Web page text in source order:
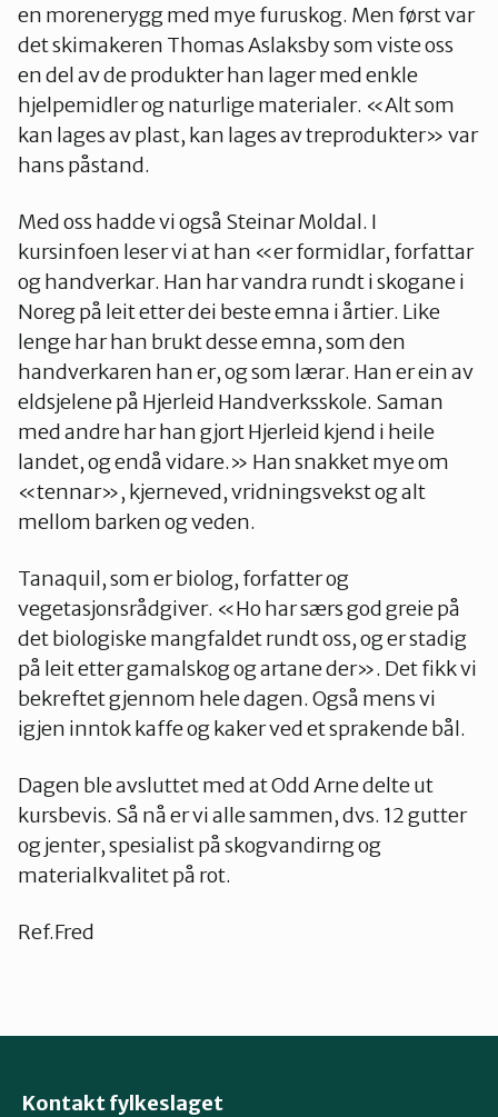
en morenerygg med mye furuskog. Men først var
det skimakeren Thomas Aslaksby som viste oss
en del av de produkter han lager med enkle
hjelpemidler og naturlige materialer. «Alt som
kan lages av plast, kan lages av treprodukter» var
hans påstand.
Med oss hadde vi også Steinar Moldal. I
kursinfoen leser vi at han «er formidlar, forfattar
og handverkar. Han har vandra rundt i skogane i
Noreg på leit etter dei beste emna i årtier. Like
lenge har han brukt desse emna, som den
handverkaren han er, og som lærar. Han er ein av
eldsjelene på Hjerleid Handverksskole. Saman
med andre har han gjort Hjerleid kjend i heile
landet, og endå vidare.» Han snakket mye om
«tennar», kjerneved, vridningsvekst og alt
mellom barken og veden.
Tanaquil, som er biolog, forfatter og
vegetasjonsrådgiver. «Ho har særs god greie på
det biologiske mangfaldet rundt oss, og er stadig
på leit etter gamalskog og artane der». Det fikk vi
bekreftet gjennom hele dagen. Også mens vi
igjen inntok kaffe og kaker ved et sprakende bål.
Dagen ble avsluttet med at Odd Arne delte ut
kursbevis. Så nå er vi alle sammen, dvs. 12 gutter
og jenter, spesialist på skogvandirng og
materialkvalitet på rot.
Ref.Fred
Kontakt fylkeslaget